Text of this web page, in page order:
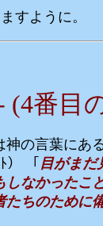
すように。
(4番目
神の言葉にあ
） 「 目がまだ
しなかったこ
たちのために